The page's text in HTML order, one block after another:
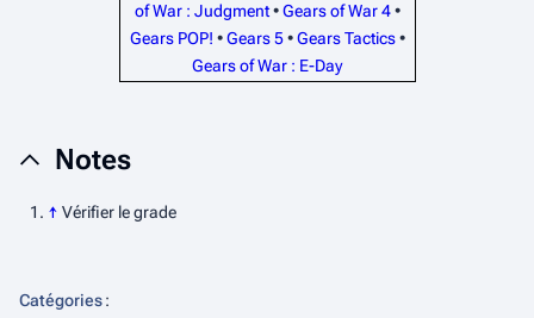
of War : Judgment•Gears of War 4•
Gears POP! •Gears 5•Gears Tactics•
Gears of War : E-Day
Notes
↑ Vérifier le grade
Catégories: